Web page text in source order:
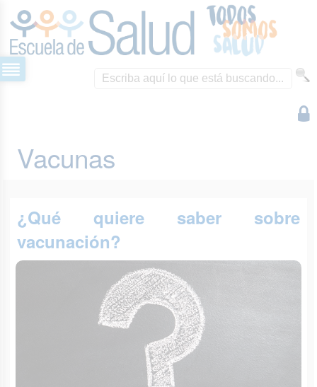
Vacunas
¿Qué quiere saber sobre
vacunación?